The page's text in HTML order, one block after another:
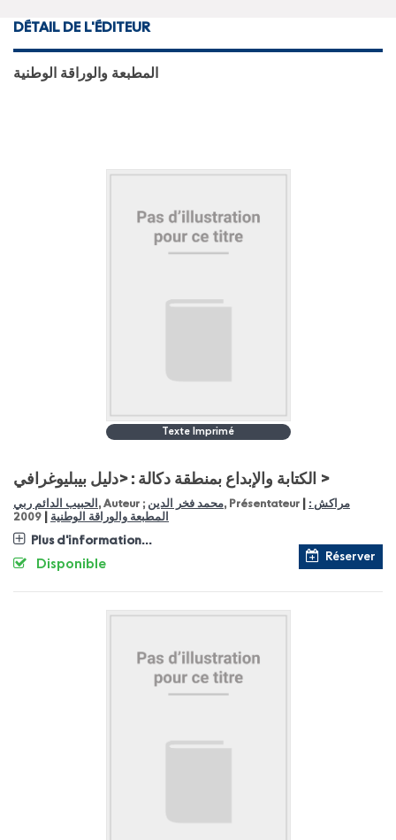
DÉTAIL DE L'ÉDITEUR
المطبعة والوراقة الوطنية
Texte Imprimé
الكتابة والإبداع بمنطقة دكالة : <دليل بيبليوغرافي >
الحبيب الدائم ربي , Auteur ; محمد فخر الدين, Présentateur
مراكش :
المطبعة والوراقة الوطنية
2009
Plus d'information...
Réserver
Disponible